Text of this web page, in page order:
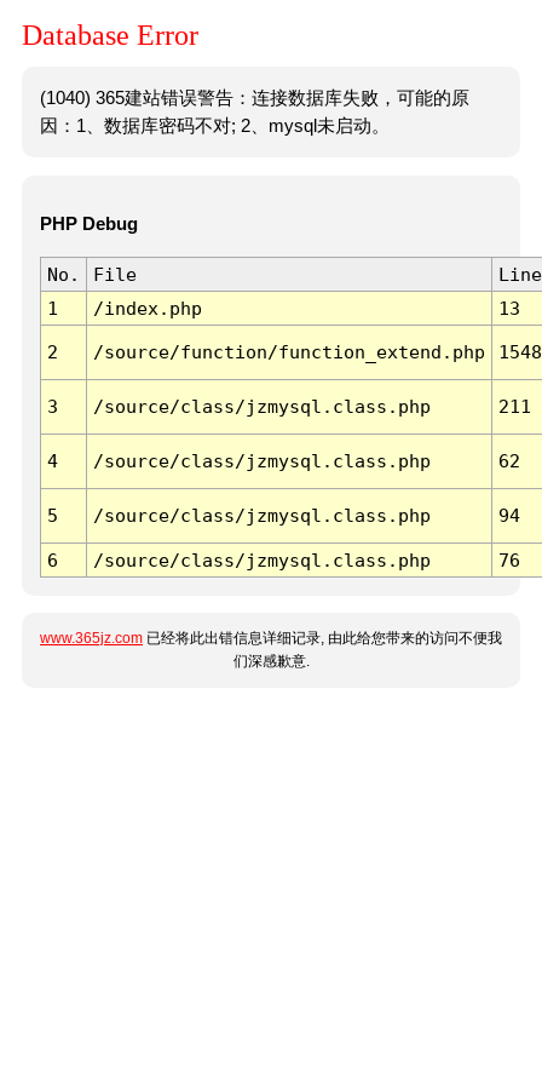
Database Error
(1040) 365建站错误警告：连接数据库失败，可能的原
因：1、数据库密码不对; 2、mysql未启动。
PHP Debug
No. File
Line
1
/index.php 13
2 /source/function/function_extend.php 1548
3 /source/class/jzmysql.class.php 211
4 /source/class/jzmysql.class.php 62
5 /source/class/jzmysql.class.php 94
6 /source/class/jzmysql.class.php 76
www.365jz.com 已经将此出错信息详细记录, 由此给您带来的访问不便我
们深感歉意.